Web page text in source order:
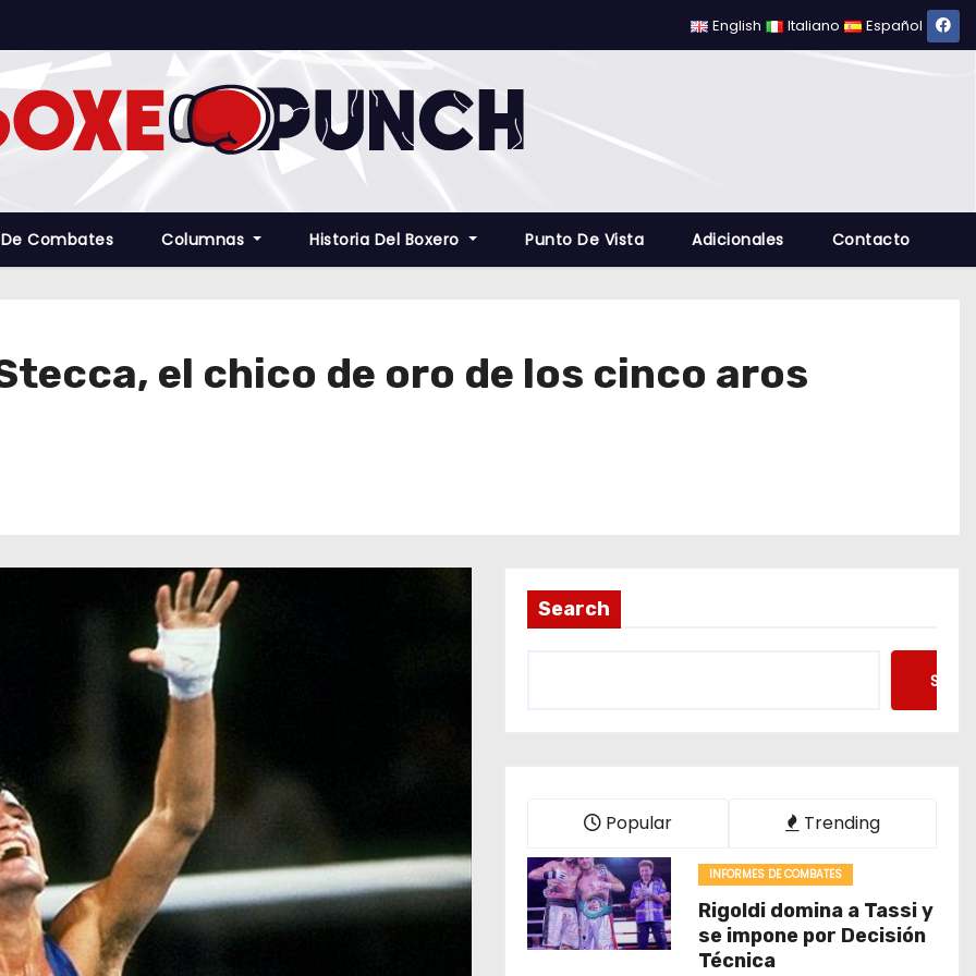
English Italiano Español
Combates Columnas Historia Del Boxero Punto De Vista Adicionales Contacto
el chico de oro de los cinco aros
Search
Popular Trending
INFORMES DE COMBATES
Rigoldi domina a Tassi y
se impone por Decisión
Técnica